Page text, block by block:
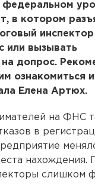
федеральном
в котором
или вызывать
на допрос.
ознакомиться
Елена Артюх.
на ФНС
в
нахождения.
слишком